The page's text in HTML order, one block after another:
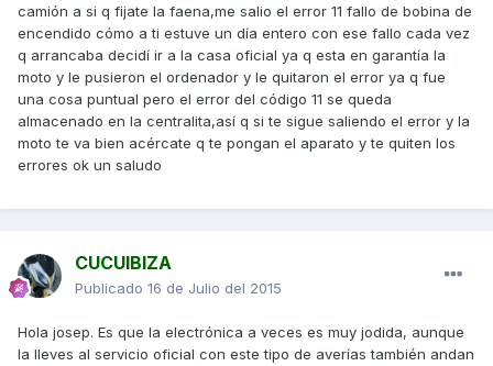
camión a si q fijate la faena,me salio el error 11 fallo de bobina de
encendido cómo a ti estuve un día entero con ese fallo cada vez
q arrancaba decidí ir a la casa oficial ya q esta en garantía la
moto y le pusieron el ordenador y le quitaron el error ya q fue
una cosa puntual pero el error del código 11 se queda
almacenado en la centralita,así q si te sigue saliendo el error y la
moto te va bien acércate q te pongan el aparato y te quiten los
errores ok un saludo
CUCUIBIZA
Publicado 16 de Julio del 2015
Hola josep. Es que la electrónica a veces es muy jodida, aunque
la lleves al servicio oficial con este tipo de averías también andan